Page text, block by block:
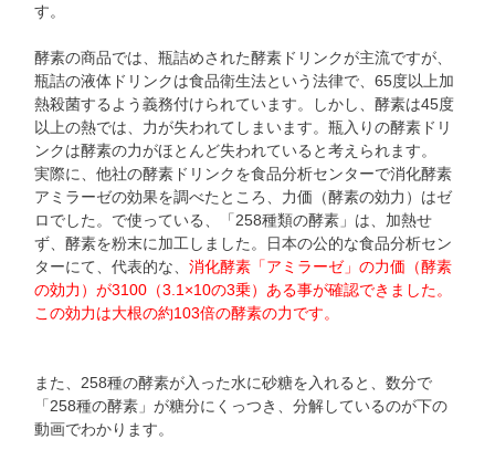
す。
酵素の商品では、瓶詰めされた酵素ドリンクが主流ですが、
瓶詰の液体ドリンクは食品衛生法という法律で、65度以上加
熱殺菌するよう義務付けられています。しかし、酵素は45度
以上の熱では、力が失われてしまいます。瓶入りの酵素ドリ
ンクは酵素の力がほとんど失われていると考えられます。
実際に、他社の酵素ドリンクを食品分析センターで消化酵素
アミラーゼの効果を調べたところ、力価（酵素の効力）はゼ
ロでした。で使っている、「258種類の酵素」は、加熱せ
ず、酵素を粉末に加工しました。日本の公的な食品分析セン
ターにて、代表的な、 消化酵素「アミラーゼ」の力価（酵素
の効力）が3100（3.1×10の3乗）ある事が確認できました。
この効力は大根の約103倍の酵素の力です。
また、258種の酵素が入った水に砂糖を入れると、数分で
「258種の酵素」が糖分にくっつき、分解しているのが下の
動画でわかります。